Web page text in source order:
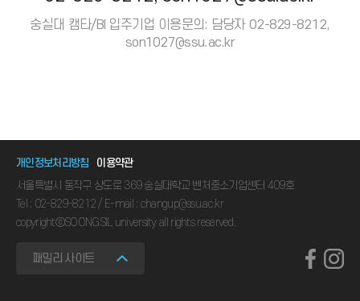
숭실대 캠타/BI 입주기업 이용문의: 담당자 02-829-8212,
son1027@ssu.ac.kr
개인정보처리방침
이용약관
서울특별시 동작구 상도로 369 숭실대학교 벤처중소기업센터 409호
Tel : 02-829-8212 / E-mail : changup@ssu.ac.kr
copyrightⓒSOONGSIL university all rights reserved.
패밀리 사이트